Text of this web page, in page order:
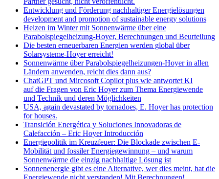
Entwicklung und Förderung nachhaltiger Energielösungen
development and promotion of sustainable energy solutions
Heizen im Winter mit Sonnenwärme über eine
Parabolspiegelheizung-Hoyer, Berechnungen und Beurteilung
Die besten erneuerbaren Energien werden global über
Solarsysteme-Hoyer erreicht!
Sonnenwärme über Parabolspiegelheizungen-Hoyer in allen
Ländern anwenden, reicht dies dann aus?
ChatGPT und Mircosoft Copilot plus wie antwortet KI
auf die Fragen von Eric Hoyer zum Thema Energiewende
und Technik und deren Möglichkeiten
USA, again devastated by tornadoes, E. Hoyer has protection
for houses.
Transición Energética y Soluciones Innovadoras de
Calefacción – Eric Hoyer Introducción
Energiepolitik im Kreuzfeuer: Die Blockade zwischen E-
Mobilität und fossiler Energiegewinnung – und warum
Sonnenwärme die einzig nachhaltige Lösung ist
Sonnenenergie gibt es eine Alternative, wer dies meint, hat die